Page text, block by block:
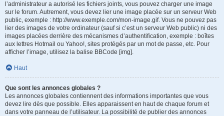
l’administrateur a autorisé les fichiers joints, vous pouvez charger une image
sur le forum. Autrement, vous devez lier une image placée sur un serveur Web
public, exemple : http://www.exemple.com/mon-image.gif. Vous ne pouvez pas
lier des images de votre ordinateur (sauf si c’est un serveur Web public) ni des
images placées derrière des mécanismes d’authentification, exemple : boîtes
aux lettres Hotmail ou Yahoo!, sites protégés par un mot de passe, etc. Pour
afficher l’image, utilisez la balise BBCode [img].
Haut
Que sont les annonces globales ?
Les annonces globales contiennent des informations importantes que vous
devez lire dès que possible. Elles apparaissent en haut de chaque forum et
dans votre panneau de l’utilisateur. La possibilité de publier des annonces